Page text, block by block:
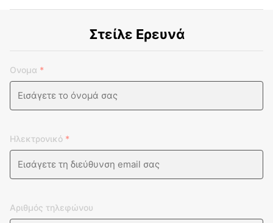
Στείλε Ερευνά
Ονομα *
Ηλεκτρονικό *
Αριθμός τηλεφώνου